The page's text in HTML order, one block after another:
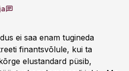
ei saa enam tugineda
finantsvõlule, kui ta
elustandard püsib,